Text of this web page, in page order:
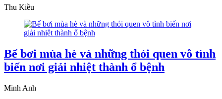
Thu Kiều
Bể bơi mùa hè và những thói quen vô tình
biến nơi giải nhiệt thành ổ bệnh
Minh Anh